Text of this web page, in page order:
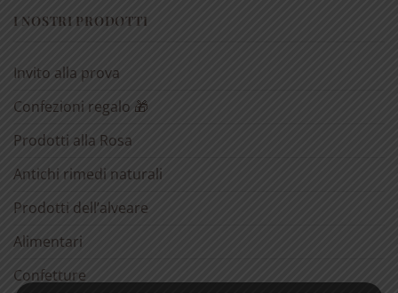
I NOSTRI PRODOTTI
Invito alla prova
Confezioni regalo 🎁
Prodotti alla Rosa
Antichi rimedi naturali
Prodotti dell’alveare
Alimentari
Confetture